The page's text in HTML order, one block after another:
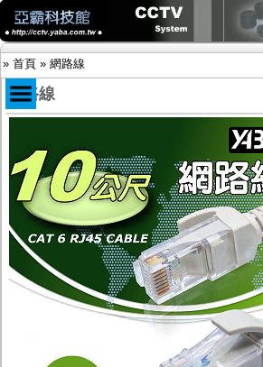
» 首頁 » 網路線
商品目錄
限時促銷特惠專案
IP網路攝影機及錄放影機
AHD DVR數位錄放影機
AHD半球型(適用屋內)
AHD中小型紅外線攝影機(適用騎樓、室內外)
AHD防護罩型攝影機(適用屋外，紅外線照射
距離遠）
AHD特殊功能型攝影機
旋轉型攝影機.旋轉台
投光設備
網路線